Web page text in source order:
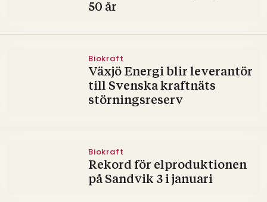
50 år
Biokraft
Växjö Energi blir leverantör
till Svenska kraftnäts
störningsreserv
Biokraft
Rekord för elproduktionen
på Sandvik 3 i januari